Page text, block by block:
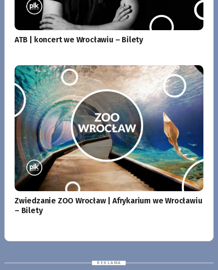
ATB | koncert we Wrocławiu – Bilety
Zwiedzanie ZOO Wrocław | Afrykarium we Wrocławiu
– Bilety